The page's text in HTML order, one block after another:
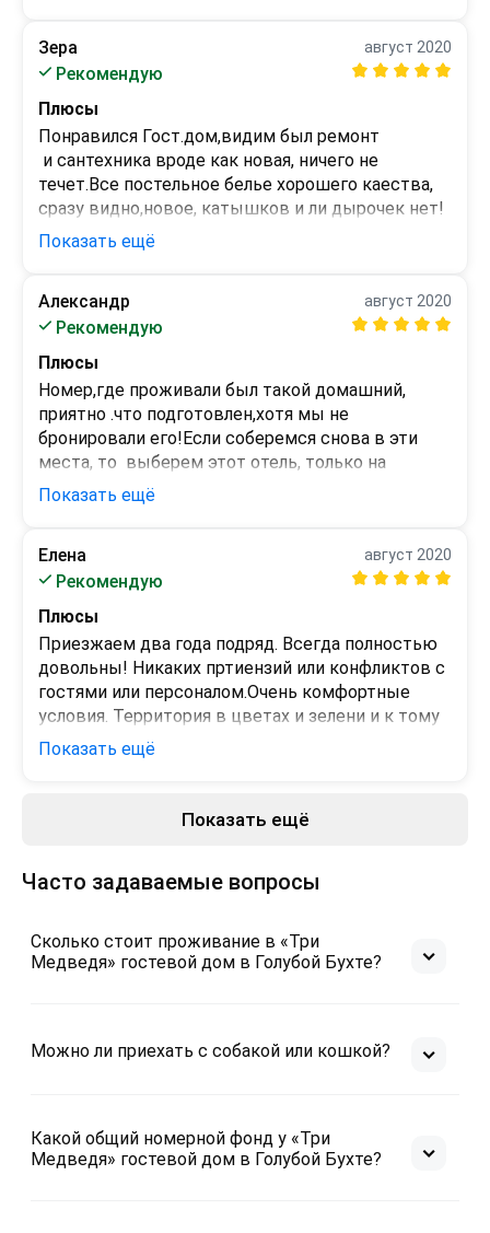
Зера
Рекомендую
август 2020
Плюсы
Понравился Гост.дом,видим был ремонт
и сантехника вроде как новая, ничего не
течет.Все постельное белье хорошего каества,
сразу видно,новое, катышков и ли дырочек нет!
Столовая хорошая, море рядом.Рекомендую.
-
Показать ещё
Александр
Рекомендую
август 2020
Плюсы
Номер,где проживали был такой домашний,
приятно .что подготовлен,хотя мы не
бронировали его!Если соберемся снова в эти
места, то  выберем этот отель, только на
больший срок!
Не было
Показать ещё
Елена
Рекомендую
август 2020
Плюсы
Приезжаем два года подряд. Всегда полностью
довольны! Никаких пртиензий или конфликтов с
гостями или персоналом.Очень комфортные
условия. Территория в цветах и зелени и к тому
же ухоженная. Здесь мыпрожили много ярких
событий и увезли на память много сувениров!
Показать ещё
Показать ещё
Часто задаваемые вопросы
Сколько стоит проживание в «Три
Медведя» гостевой дом в Голубой Бухте?
Можно ли приехать с собакой или кошкой?
Какой общий номерной фонд у «Три
Медведя» гостевой дом в Голубой Бухте?